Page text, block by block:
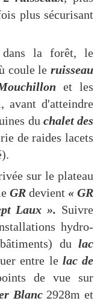
plus sécurisant
dans la forêt, le
coule le ruisseau
et les
avant d'atteindre
du chalet des
de raides lacets
sur le plateau
GR devient « GR
Laux ». Suivre
hydro-
du lac
entre lelac de
de vue sur
Blanc2928m et